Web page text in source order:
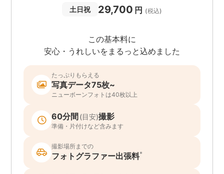
土日祝 29,700 円 (税込)
この基本料に
安心・うれしいをまるっと込めました
たっぷりもらえる
写真データ75枚~
ニューボーンフォトは40枚以上
60分間 (目安)撮影
準備・片付けなど含みます
撮影場所までの
フォトグラファー出張料*